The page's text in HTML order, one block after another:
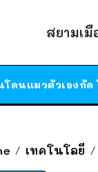
สยามเมื
/ เทคโนโลยี /